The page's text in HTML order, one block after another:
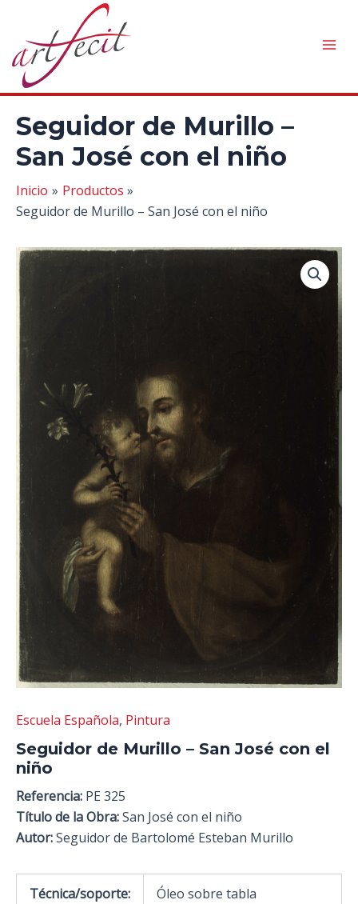
contenido
Seguidor de Murillo –
San José con el niño
Inicio
Productos
Seguidor de Murillo – San José con el niño
Escuela Española, Pintura
Seguidor de Murillo – San José con el
niño
Referencia: PE 325
Título de la Obra:San José con el niño
Autor:Seguidor de Bartolomé Esteban Murillo
Técnica/soporte: Óleo sobre tabla